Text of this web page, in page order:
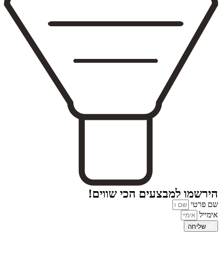
הירשמו למבצעים הכי שווים!
שם פרטי
אימייל
שליחה